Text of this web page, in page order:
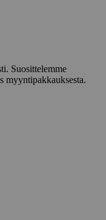
Suosittelemme
myyntipakkauksesta.